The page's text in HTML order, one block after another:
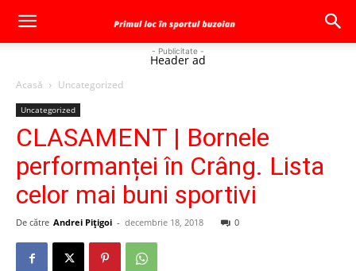
- Publicitate -
Header ad
Acasă Uncategorized
Uncategorized
CLASAMENT | Bornele
performanței în Crâng. Lista
celor mai buni sportivi
De către Andrei Pițigoi - decembrie 18, 2018 0